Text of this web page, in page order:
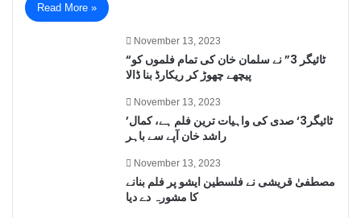
Read More »
November 13, 2023
“ٹائیگر 3” نے سلمان خان کی تمام فلموں کو
پیچھے چھوڑ کر ریکارڈ بنا ڈالا
November 13, 2023
’ٹائیگر3‘ صدی کی واہیات ترین فلم ہے، کمال
راشد خان آپے سے باہر
November 13, 2023
مصطفیٰ قریشی نے فلسطین ایشو پر فلم بنانے
کا مشورہ دے دیا